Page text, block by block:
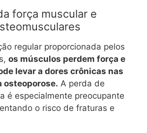
força muscular e
regular proporcionada pelos
os músculos perdem força e
levar a dores crônicas nas
osteoporose. A perda de
é especialmente preocupante
o risco de fraturas e